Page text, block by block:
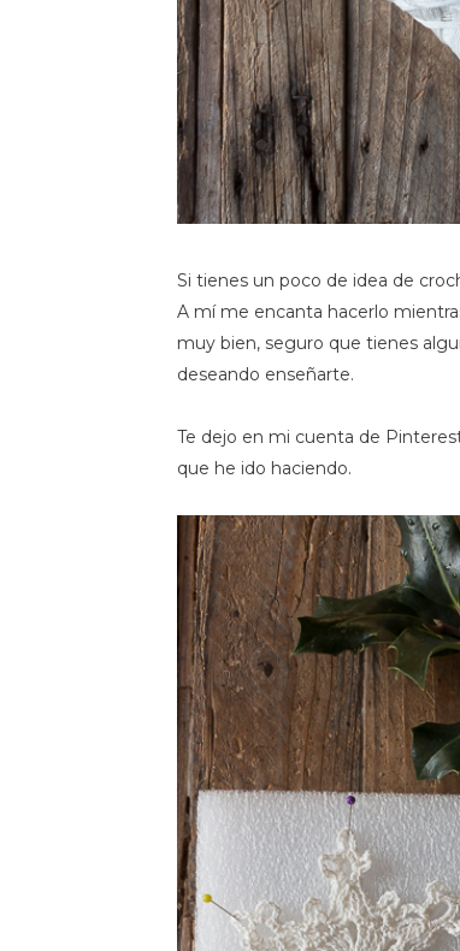
Si tienes un poco de idea de
A mí me encanta hacerlo
muy bien, seguro que tienes
deseando enseñarte.
Te dejo en mi cuenta de
que he ido haciendo.